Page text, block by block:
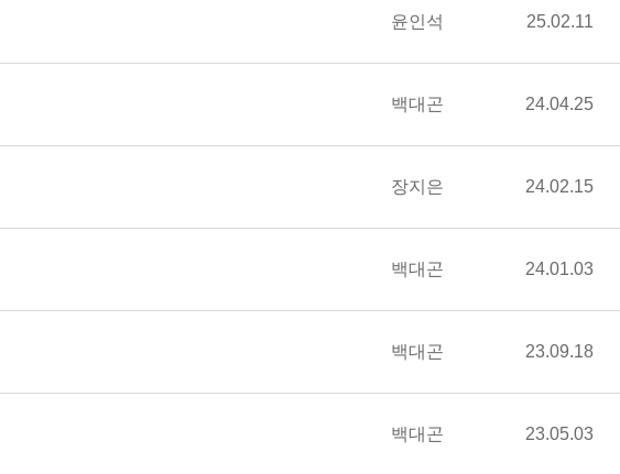
윤인석 25.02.11
백대곤 24.04.25
장지은 24.02.15
백대곤 24.01.03
백대곤 23.09.18
백대곤 23.05.03